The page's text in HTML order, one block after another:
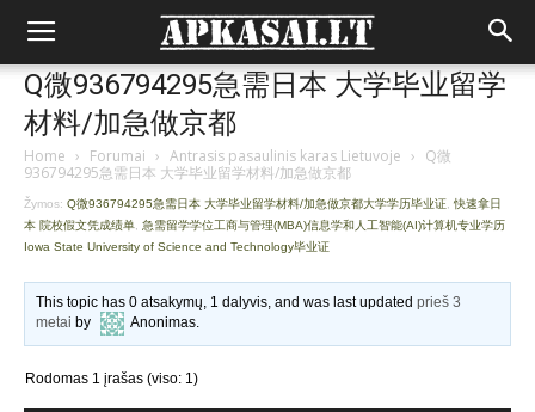
Q微936794295急需日本 大学毕业留学
材料/加急做京都
Home › Forumai › Antrasis pasaulinis karas Lietuvoje › Q微
936794295急需日本 大学毕业留学材料/加急做京都
Žymos: Q微936794295急需日本 大学毕业留学材料/加急做京都大学学历毕业证 快速拿日
本 院校假文凭成绩单 急需留学学位工商与管理(MBA)信息学和人工智能(AI)计算机专业学历
Iowa State University of Science and Technology毕业证
This topic has 0 atsakymų, 1 dalyvis, and was last updatedprieš 3
metai by Anonimas.
Rodomas 1 įrašas (viso: 1)